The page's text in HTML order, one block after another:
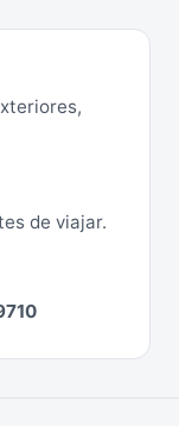
de viajar.